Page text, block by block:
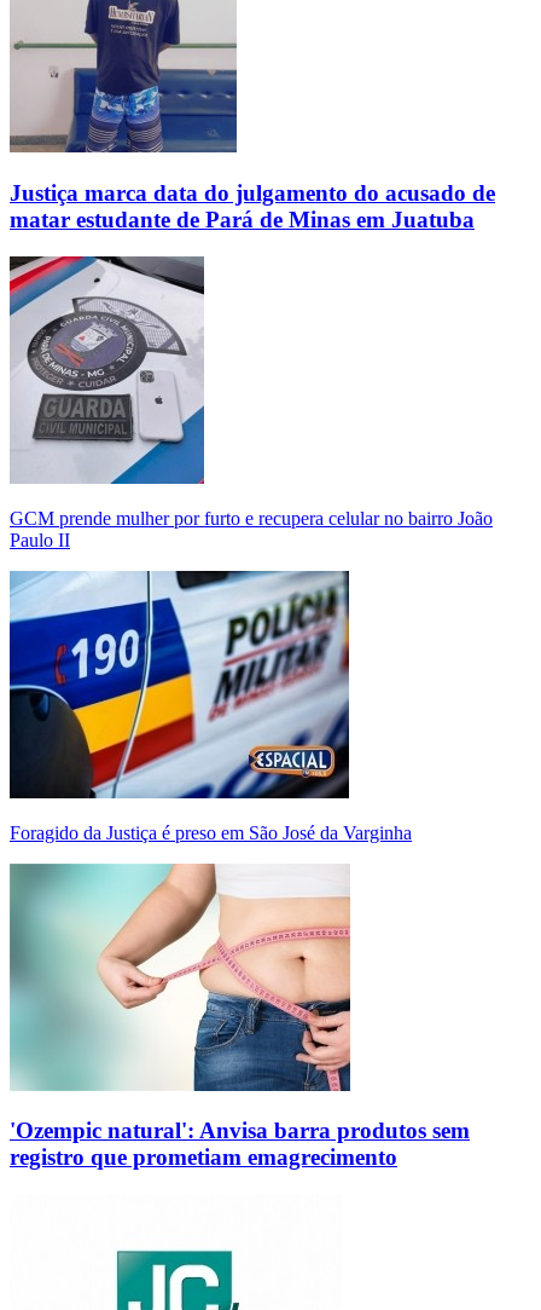
Justiça marca data do julgamento do acusado de
matar estudante de Pará de Minas em Juatuba
GCM prende mulher por furto e recupera celular no bairro João
Paulo II
Foragido da Justiça é preso em São José da Varginha
'Ozempic natural': Anvisa barra produtos sem
registro que prometiam emagrecimento